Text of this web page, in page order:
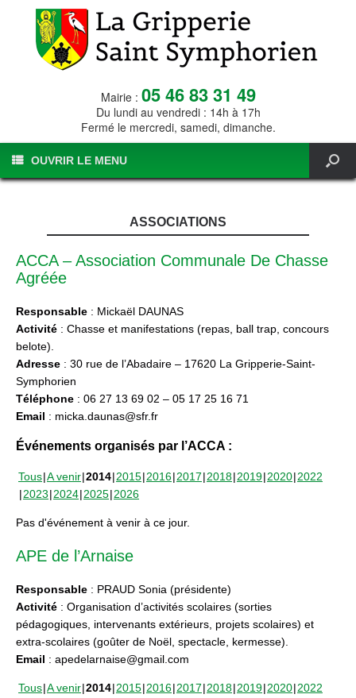
Mairie : 05 46 83 31 49
Du lundi au vendredi : 14h à 17h
Fermé le mercredi, samedi, dimanche.
OUVRIR LE MENU
ASSOCIATIONS
ACCA – Association Communale De Chasse
Agréée
Responsable : Mickaël DAUNAS
Activité : Chasse et manifestations (repas, ball trap, concours
belote).
Adresse : 30 rue de l’Abadaire – 17620 La Gripperie-Saint-
Symphorien
Téléphone : 06 27 13 69 02 – 05 17 25 16 71
Email : micka.daunas@sfr.fr
Événements organisés par l’ACCA :
Tous A venir 2014 2015 2016 2017 2018 2019 2020 2022
2023 2024 2025 2026
Pas d'événement à venir à ce jour.
APE de l’Arnaise
Responsable : PRAUD Sonia (présidente)
Activité : Organisation d’activités scolaires (sorties
pédagogiques, intervenants extérieurs, projets scolaires) et
extra-scolaires (goûter de Noël, spectacle, kermesse).
Email : apedelarnaise@gmail.com
Tous A venir 2014 2015 2016 2017 2018 2019 2020 2022